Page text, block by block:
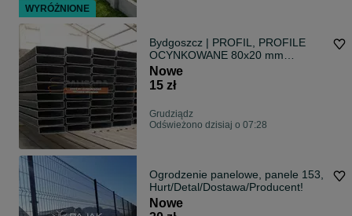
Bydgoszcz | PROFIL, PROFILE
OCYNKOWANE 80x20 mm
ocynkowany | 20x80 mm
Nowe
15 zł
Grudziądz
Odświeżono dzisiaj o 07:28
Ogrodzenie panelowe, panele 153,
Hurt/Detal/Dostawa/Producent!
Nowe
WYRÓŻNIONE